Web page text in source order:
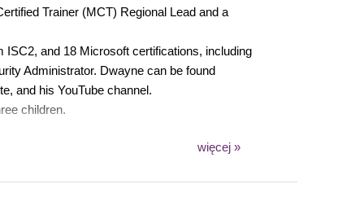
Trainer (MCT) Regional Lead and a
and 18 Microsoft certifications, including
Administrator. Dwayne can be found
and his YouTube channel.
children.
więcej »